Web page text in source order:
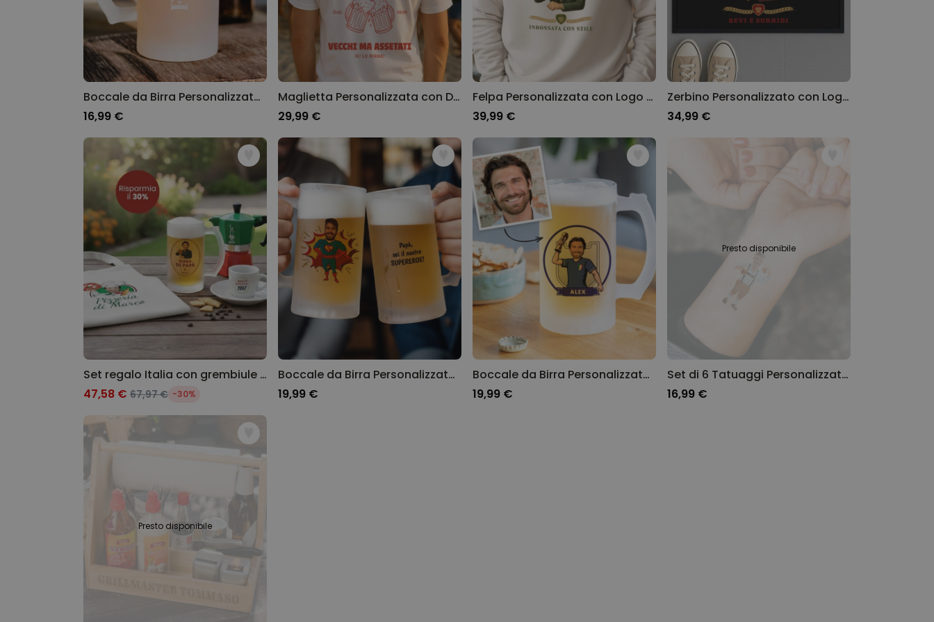
Boccale da Birra Personalizzato con Incisione
16,99 €
Maglietta Personalizzata con Drink e Testo
29,99 €
Felpa Personalizzata con Logo e Volto
39,99 €
Zerbino Personalizzato con Logo e Volto
34,99 €
Set regalo Italia con grembiule boccale da birra e tazzina da espresso
47,58 € 67,97 € -30%
Boccale da Birra Personalizzato Supereroe
19,99 €
Boccale da Birra Personalizzato Mondiali con Foto
19,99 €
Presto disponibile
Set di 6 Tatuaggi Personalizzati Oktoberfest
16,99 €
Presto disponibile